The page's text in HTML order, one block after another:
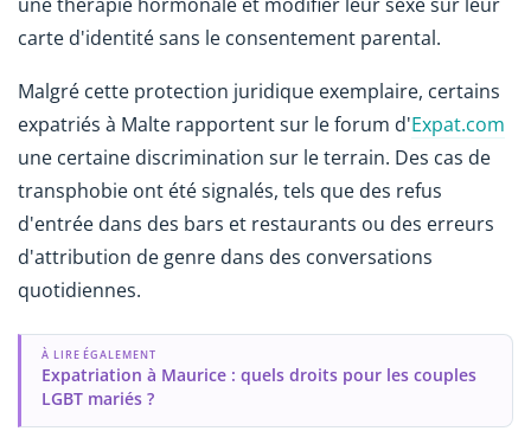
une thérapie hormonale et modifier leur sexe sur leur
carte d'identité sans le consentement parental.
Malgré cette protection juridique exemplaire, certains
expatriés à Malte rapportent sur le forum d'Expat.com
une certaine discrimination sur le terrain. Des cas de
transphobie ont été signalés, tels que des refus
d'entrée dans des bars et restaurants ou des erreurs
d'attribution de genre dans des conversations
quotidiennes.
À LIRE ÉGALEMENT
Expatriation à Maurice : quels droits pour les couples
LGBT mariés ?